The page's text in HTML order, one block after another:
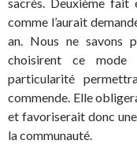
sacrés. Deuxième fait
comme l’aurait
an. Nous ne savons
choisirent ce mode
particularité
commende. Elle
et favoriserait donc
la communauté.